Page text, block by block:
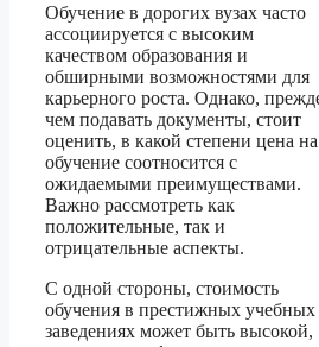
Обучение в дорогих вузах часто
ассоциируется с высоким
качеством образования и
обширными возможностями для
карьерного роста. Однако,
чем подавать документы, стоит
оценить, в какой степени цена на
обучение соотносится с
ожидаемыми преимуществами.
Важно рассмотреть как
положительные, так и
отрицательные аспекты.
С одной стороны, стоимость
обучения в престижных учебных
заведениях может быть высокой,